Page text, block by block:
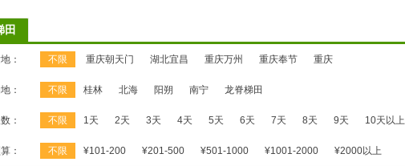
田
： 不限 重庆朝天门 湖北宜昌 重庆万州 重庆奉节 重庆
： 不限 桂林 北海 阳朔 南宁 龙脊梯田
： 不限 1天 2天 3天 4天 5天 6天 7天 8天 9天 10天以上
： 不限 ¥101-200 ¥201-500 ¥501-1000 ¥1001-2000 ¥2000以上